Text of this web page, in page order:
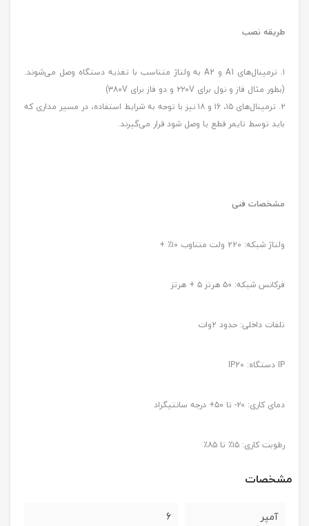
طریقه نصب
۱. ترمینال‌های A1 و A2 به ولتاژ متناسب با تغذیه دستگاه وصل می‌شوند.
(بطور مثال فاز و نول برای ۲۲۰V و دو فاز برای ۳۸۰V)
۲. ترمینال‌های ۱۵، ۱۶ و ۱۸ نیز با توجه به شرایط استفاده، در مسیر مداری که
باید توسط تایمر قطع یا وصل شود قرار می‌گیرند.
مشخصات فنی
ولتاژ شبکه: ٢٢٠ ولت متناوب ١٠٪ +
فرکانس شبکه: ۵۰ هرتز ۵ + هرتز
تلفات داخلی: حدود ٢وات
IP دستگاه: IP20
دمای کاری: ۲۰- تا ۵۰+ درجه سانتیگراد
رطوبت کاری: ۱۵٪ تا ۸۵٪
مشخصات
آمپر 6